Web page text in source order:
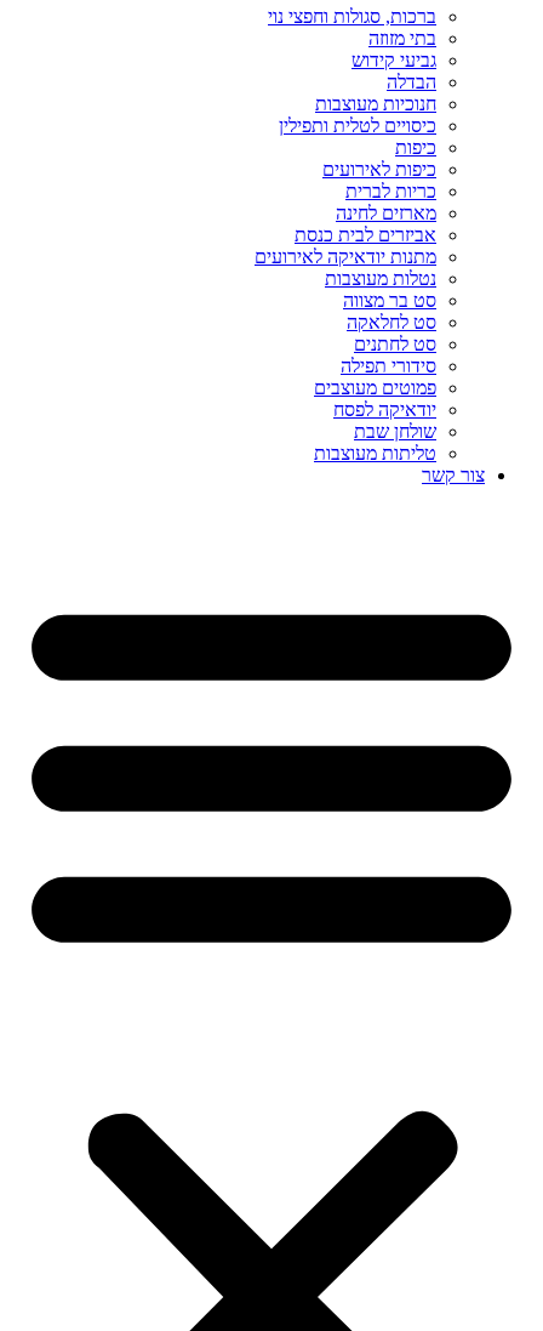
ברכות, סגולות וחפצי נוי
בתי מזוזה
גביעי קידוש
הבדלה
חנוכיות מעוצבות
כיסויים לטלית ותפילין
כיפות
כיפות לאירועים
כריות לברית
מארזים לחינה
אביזרים לבית כנסת
מתנות יודאיקה לאירועים
נטלות מעוצבות
סט בר מצווה
סט לחלאקה
סט לחתנים
סידורי תפילה
פמוטים מעוצבים
יודאיקה לפסח
שולחן שבת
טליתות מעוצבות
צור קשר